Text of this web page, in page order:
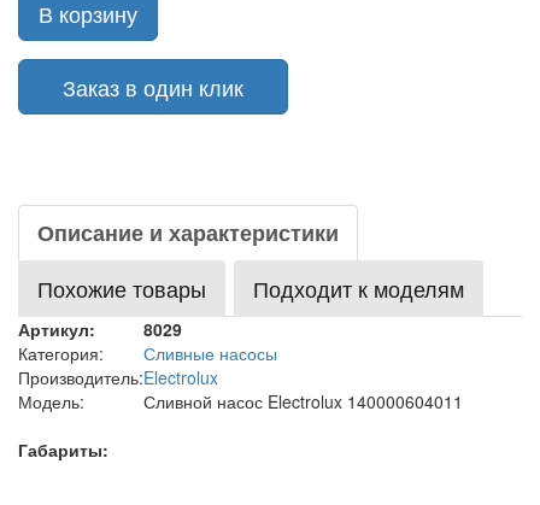
В корзину
Заказ в один клик
Описание и характеристики
Похожие товары
Подходит к моделям
Артикул:
8029
Категория:
Сливные насосы
Производитель:Electrolux
Модель:
Сливной насос Electrolux 140000604011
Габариты: